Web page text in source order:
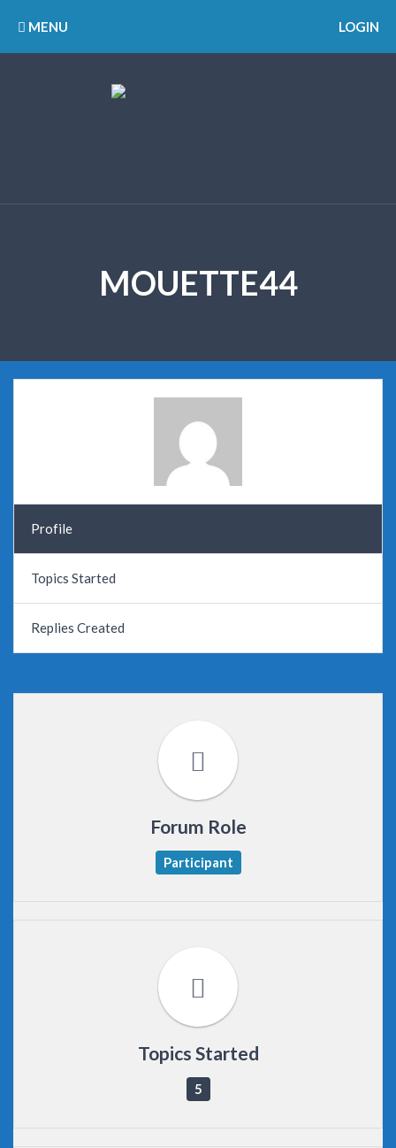
MENU LOGIN
MOUETTE44
Profile
Topics Started
Replies Created
Forum Role
Participant
Topics Started
5